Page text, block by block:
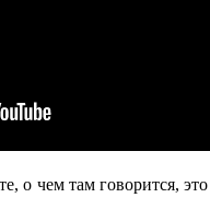
чем там говорится,